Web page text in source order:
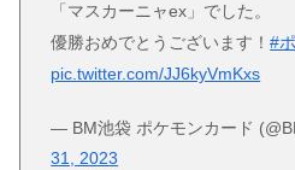
「マスカーニャex」でした。
優勝おめでとうございます！#
pic.twitter.com/JJ6kyVmKxs
— BM池袋 ポケモンカード
31, 2023